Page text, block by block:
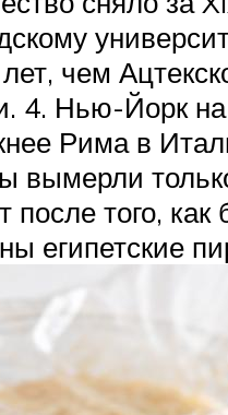
чем
4. Нью-Йорк
Рима в
вымерли
после того, как
египетские